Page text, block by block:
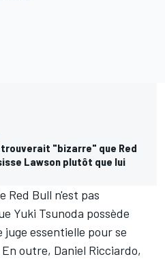
trouverait "bizarre" que Red
Lawson plutôt que lui
Red Bull n'est pas
Yuki Tsunoda possède
essentielle pour se
outre, Daniel Ricciardo,